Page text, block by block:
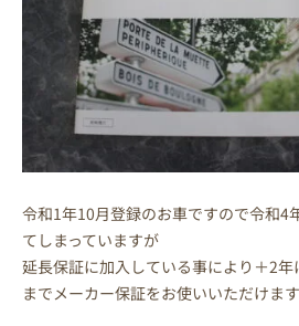
令和1年10月登録のお車ですので令和4
てしまっていますが
延長保証に加入している事により＋2
までメーカー保証をお使いいただけます